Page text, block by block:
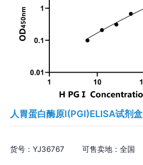
人胃蛋白酶原Ⅰ(PGⅠ)ELISA试剂盒
货号：YJ36767 可售卖地：全国